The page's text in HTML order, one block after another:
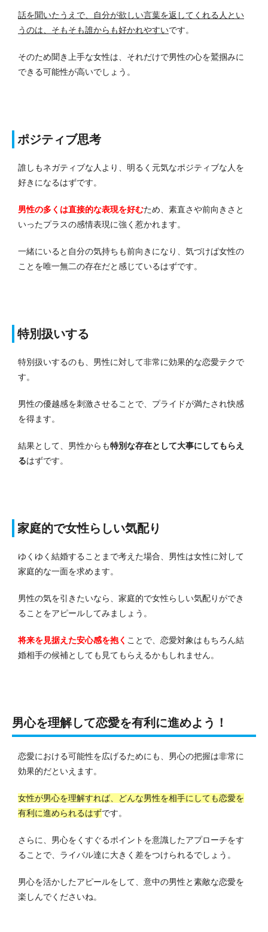
話を聞いたうえで、自分が欲しい言葉を返してくれる人とい
うのは、そもそも誰からも好かれやすいです。
そのため聞き上手な女性は、それだけで男性の心を鷲掴みに
できる可能性が高いでしょう。
ポジティブ思考
誰しもネガティブな人より、明るく元気なポジティブな人を
好きになるはずです。
男性の多くは直接的な表現を好むため、素直さや前向きさと
いったプラスの感情表現に強く惹かれます。
一緒にいると自分の気持ちも前向きになり、気づけば女性の
ことを唯一無二の存在だと感じているはずです。
特別扱いする
特別扱いするのも、男性に対して非常に効果的な恋愛テクで
す。
男性の優越感を刺激させることで、プライドが満たされ快感
を得ます。
結果として、男性からも特別な存在として大事にしてもらえ
るはずです。
家庭的で女性らしい気配り
ゆくゆく結婚することまで考えた場合、男性は女性に対して
家庭的な一面を求めます。
男性の気を引きたいなら、家庭的で女性らしい気配りができ
ることをアピールしてみましょう。
将来を見据えた安心感を抱く ことで、恋愛対象はもちろん結
婚相手の候補としても見てもらえるかもしれません。
男心を理解して恋愛を有利に進めよう！
恋愛における可能性を広げるためにも、男心の把握は非常に
効果的だといえます。
女性が男心を理解すれば、どんな男性を相手にしても恋愛を
有利に進められるはずです。
さらに、男心をくすぐるポイントを意識したアプローチをす
ることで、ライバル達に大きく差をつけられるでしょう。
男心を活かしたアピールをして、意中の男性と素敵な恋愛を
楽しんでくださいね。